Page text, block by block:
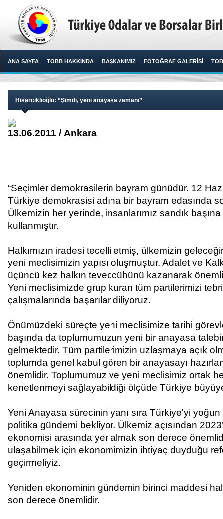
ANA SAYFA TOBB HAKKINDA BAŞKANIMIZ FOTOĞRAF GALERİSİ
Hisarcıklıoğlu: “Şimdi, yeni anayasa zamanı”
13.06.2011 / Ankara
“Seçimler demokrasilerin bayram günüdür. 12
Türkiye demokrasisi adına bir bayram edasında
Ülkemizin her yerinde, insanlarımız sandık başına
kullanmıştır.
Halkımızın iradesi tecelli etmiş, ülkemizin
yeni meclisimizin yapısı oluşmuştur. Adalet ve
üçüncü kez halkın teveccühünü kazanarak önemli
Yeni meclisimizde grup kuran tüm partilerimizi
çalışmalarında başarılar diliyoruz.
Önümüzdeki süreçte yeni meclisimize tarihi
başında da toplumumuzun yeni bir anayasa
gelmektedir. Tüm partilerimizin uzlaşmaya açık
toplumda genel kabul gören bir anayasayı
önemlidir. Toplumumuz ve yeni meclisimiz ortak
kenetlenmeyi sağlayabildiği ölçüde Türkiye
Yeni Anayasa sürecinin yanı sıra Türkiye'yi
politika gündemi bekliyor. Ülkemiz açısından
ekonomisi arasında yer almak son derece
ulaşabilmek için ekonomimizin ihtiyaç duyduğu
geçirmeliyiz.
Yeniden ekonominin gündemin birinci maddesi
son derece önemlidir.